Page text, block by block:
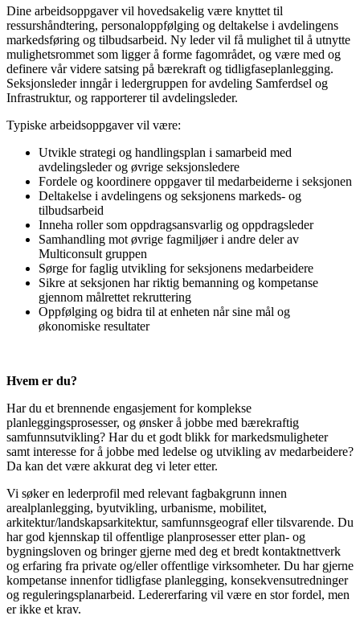
Dine arbeidsoppgaver vil hovedsakelig være knyttet til
ressurshåndtering, personaloppfølging og deltakelse i avdelingens
markedsføring og tilbudsarbeid. Ny leder vil få mulighet til å utnytte
mulighetsrommet som ligger å forme fagområdet, og være med og
definere vår videre satsing på bærekraft og tidligfaseplanlegging.
Seksjonsleder inngår i ledergruppen for avdeling Samferdsel og
Infrastruktur, og rapporterer til avdelingsleder.
Typiske arbeidsoppgaver vil være:
Utvikle strategi og handlingsplan i samarbeid med
avdelingsleder og øvrige seksjonsledere
Fordele og koordinere oppgaver til medarbeiderne i seksjonen
Deltakelse i avdelingens og seksjonens markeds- og
tilbudsarbeid
Inneha roller som oppdragsansvarlig og oppdragsleder
Samhandling mot øvrige fagmiljøer i andre deler av
Multiconsult gruppen
Sørge for faglig utvikling for seksjonens medarbeidere
Sikre at seksjonen har riktig bemanning og kompetanse
gjennom målrettet rekruttering
Oppfølging og bidra til at enheten når sine mål og
økonomiske resultater
Hvem er du?
Har du et brennende engasjement for komplekse
planleggingsprosesser, og ønsker å jobbe med bærekraftig
samfunnsutvikling? Har du et godt blikk for markedsmuligheter
samt interesse for å jobbe med ledelse og utvikling av medarbeidere?
Da kan det være akkurat deg vi leter etter.
Vi søker en lederprofil med relevant fagbakgrunn innen
arealplanlegging, byutvikling, urbanisme, mobilitet,
arkitektur/landskapsarkitektur, samfunnsgeograf eller tilsvarende. Du
har god kjennskap til offentlige planprosesser etter plan- og
bygningsloven og bringer gjerne med deg et bredt kontaktnettverk
og erfaring fra private og/eller offentlige virksomheter. Du har gjerne
kompetanse innenfor tidligfase planlegging, konsekvensutredninger
og reguleringsplanarbeid. Ledererfaring vil være en stor fordel, men
er ikke et krav.